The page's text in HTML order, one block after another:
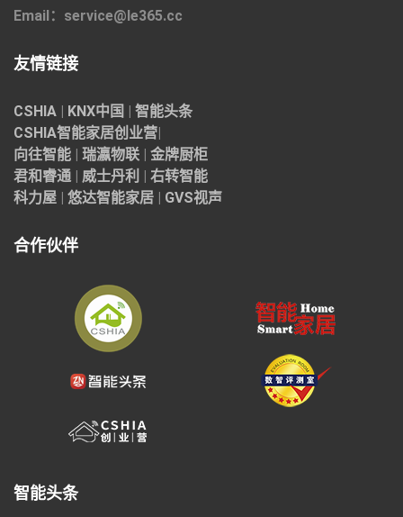
Email：service@le365.cc
友情链接
CSHIA KNX中国
智能头条
CSHIA智能家居创业营
向往智能
瑞瀛物联
金牌厨柜
君和睿通
威士丹利
右转智能
科力屋
悠达智能家居 GVS视声
合作伙伴
智能头条